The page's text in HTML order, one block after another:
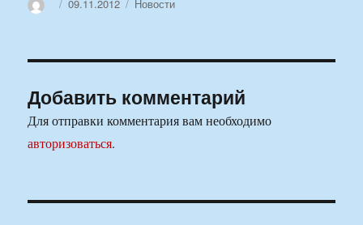
АвторОпубликовано
09.11.2012 Рубрики
Новости
Добавить комментарий
Для отправки комментария вам необходимо
авторизоваться.